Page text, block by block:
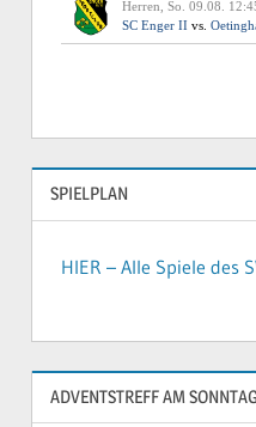
SPIELPLAN
HIER – Alle Spiele des
ADVENTSTREFF AM